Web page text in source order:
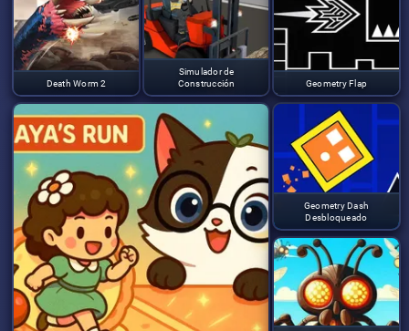
Death Worm 2
Simulador de
Construcción
Geometry Flap
Geometry Dash
Desbloqueado